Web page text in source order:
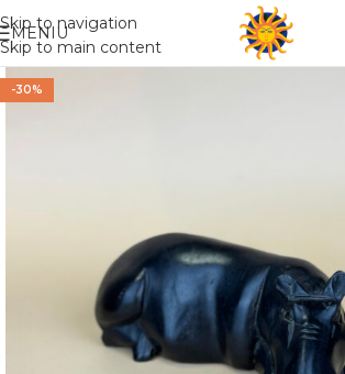
Skip to navigation
Skip to main content
Nemokamas pristatymas į paštomatą
MENIU
-30%